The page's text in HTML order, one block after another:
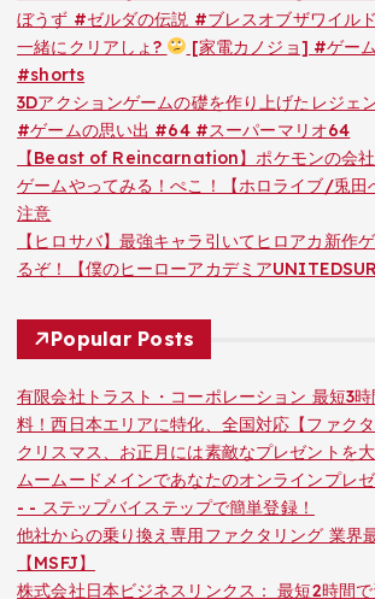
ぼうず #ゼルダの伝説 #ブレスオブザワイルド
一緒にクリアしょ?
[家電カノジョ] #ゲー
#shorts
3Dアクションゲームの礎を作り上げたレジェ
#ゲームの思い出 #64 #スーパーマリオ64
【Beast of Reincarnation】ポケモンの会
ゲームやってみる！ぺこ！【ホロライブ/兎
注意
【ヒロサバ】最強キャラ引いてヒロアカ新作
るぞ！【僕のヒーローアカデミア
Popular Posts
有限会社トラスト・コーポレーション 最短3
料！西日本エリアに特化、全国対応【ファクタ
クリスマス、お正月には素敵なプレゼントを
ムームードメインであなたのオンラインプレ
- - ステップバイステップで簡単登録！
他社からの乗り換え専用ファクタリング 業界
【MSFJ】
株式会社日本ビジネスリンクス： 最短2時間